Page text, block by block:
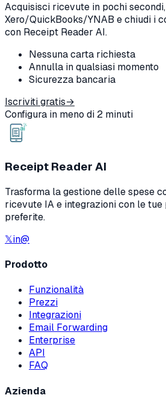
Acquisisci ricevute in pochi
Xero/QuickBooks/YNAB e chiudi i
con Receipt Reader AI.
Nessuna carta richiesta
Annulla in qualsiasi momento
Sicurezza bancaria
Iscriviti gratis→
Configura in meno di 2 minuti
Receipt Reader AI
Trasforma la gestione delle spese
ricevute IA e integrazioni con le
preferite.
𝕏in@
Prodotto
Funzionalità
Prezzi
Integrazioni
Email Forwarding
Enterprise
API
FAQ
Azienda